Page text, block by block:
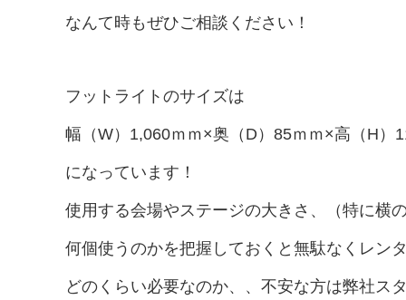
なんて時もぜひご相談ください！
フットライトのサイズは
幅（W）1,060ｍｍ×奥（D）85ｍｍ×高（H）
になっています！
使用する会場やステージの大きさ、（特に横
何個使うのかを把握しておくと無駄なくレン
どのくらい必要なのか、、不安な方は弊社ス